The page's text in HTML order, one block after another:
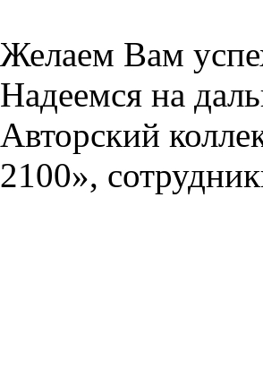
Желаем Вам
Надеемся на
Авторский
2100»,